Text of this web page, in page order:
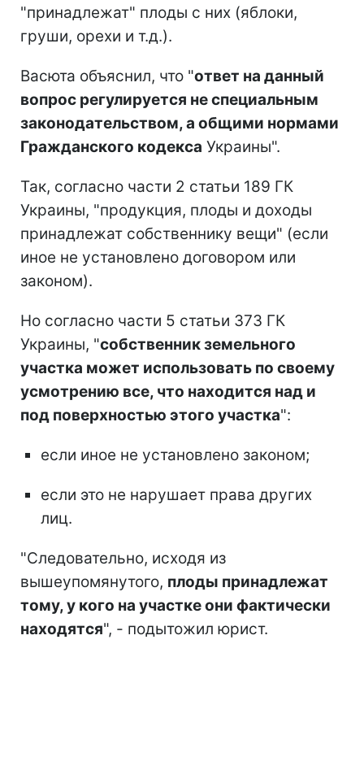
"принадлежат" плоды с них (яблоки,
груши, орехи и т.д.).
Васюта объяснил, что "ответ на данный
вопрос регулируется не специальным
законодательством, а общими нормами
Гражданского кодекса Украины".
Так, согласно части 2 статьи 189 ГК
Украины, "продукция, плоды и доходы
принадлежат собственнику вещи" (если
иное не установлено договором или
законом).
Но согласно части 5 статьи 373 ГК
Украины, "собственник земельного
участка может использовать по своему
усмотрению все, что находится над и
под поверхностью этого участка":
если иное не установлено законом;
если это не нарушает права других
лиц.
"Следовательно, исходя из
вышеупомянутого, плоды принадлежат
тому, у кого на участке они фактически
находятся", - подытожил юрист.